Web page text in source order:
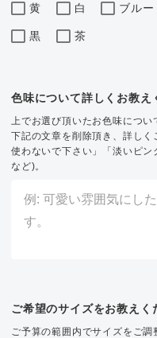
黄 白 ブルー
黒 茶
色味について詳しくお教え
上でお選び頂いたお色味につ
下記の文章を削除頂き、詳し
使わないで下さい」「淡いピン
など)。
ご希望のサイズをお教えく
ご予算の範囲内でサイズをご調